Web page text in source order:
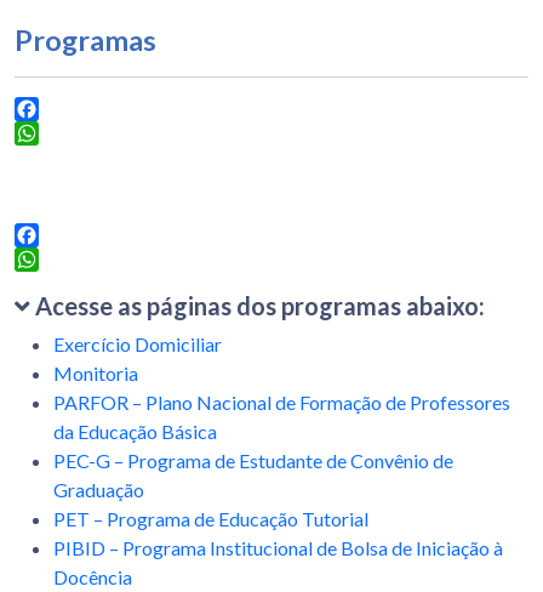
Programas
Facebook
Acesse as páginas dos programas abaixo:
Exercício Domiciliar
Monitoria
PARFOR – Plano Nacional de Formação de Professores
da Educação Básica
PEC-G – Programa de Estudante de Convênio de
Graduação
PET – Programa de Educação Tutorial
PIBID – Programa Institucional de Bolsa de Iniciação à
Docência